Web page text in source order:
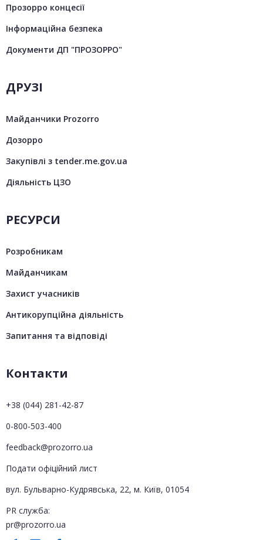
Прозорро концесії
Інформаційна безпека
Документи ДП "ПРОЗОРРО"
ДРУЗІ
Майданчики Prozorro
Дозорро
Закупівлі з tender.me.gov.ua
Діяльність ЦЗО
РЕСУРСИ
Розробникам
Майданчикам
Захист учасників
Антикорупційна діяльність
Запитання та відповіді
Контакти
+38 (044) 281-42-87
0-800-503-400
feedback@prozorro.ua
Подати офіційний лист
вул. Бульварно-Кудрявська, 22, м. Київ, 01054
PR служба:
pr@prozorro.ua